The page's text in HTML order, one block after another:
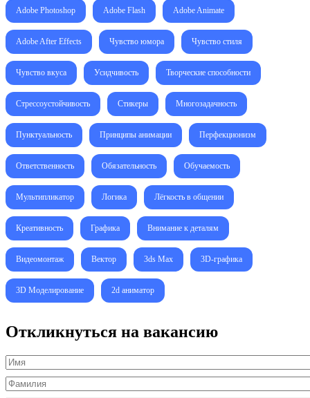
Adobe Photoshop Adobe Flash Adobe Animate
Adobe After Effects Чувство юмора Чувство стиля
Чувство вкуса Усидчивость Творческие способности
Стрессоустойчивость Стикеры Многозадачность
Пунктуальность Принципы анимации Перфекционизм
Ответственность Обязательность Обучаемость
Мультипликатор Логика Лёгкость в общении
Креативность Графика Внимание к деталям
Видеомонтаж Вектор 3ds Max 3D-графика
3D Моделирование 2d аниматор
Откликнуться на вакансию